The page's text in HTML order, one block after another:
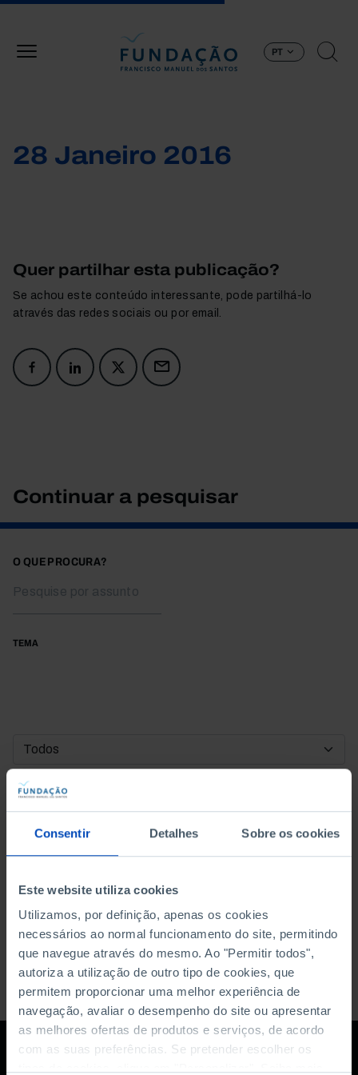
Consentir Detalhes Sobre os cookies
Este website utiliza cookies
Utilizamos, por definição, apenas os cookies
necessários ao normal funcionamento do site, permitindo
que navegue através do mesmo. Ao "Permitir todos",
autoriza a utilização de outro tipo de cookies, que
permitem proporcionar uma melhor experiência de
navegação, avaliar o desempenho do site ou apresentar
as melhores ofertas de produtos e serviços, de acordo
com as suas preferências. Se pretender escolher os
PT
28 Janeiro 2016
Quer partilhar esta publicação?
Se achou este conteúdo interessante, pode partilhá-lo
através das redes sociais ou por email.
Continuar a pesquisar
O QUE PROCURA?
TEMA
DATA DE INÍCIO
DATA DE FIM